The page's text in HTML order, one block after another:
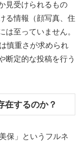
見受けられるもの
る情報（顔写真、住
は至っていません。
慎重さが求められ
断定的な投稿を行う
在するのか？
保」というフルネ